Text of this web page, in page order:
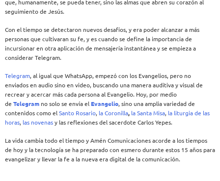
que, humanamente, se pueda tener, sino las almas que abren su corazón al
seguimiento de Jesús.
Con el tiempo se detectaron nuevos desafíos, y era poder alcanzar a más
personas que cultivaran su fe, y es cuando se define la importancia de
incursionar en otra aplicación de mensajería instantánea y se empieza a
considerar Telegram.
Telegram, al igual que WhatsApp, empezó con los Evangelios, pero no
enviados en audio sino en video, buscando una manera auditiva y visual de
recrear y acercar más cada persona al Evangelio. Hoy, por medio
de Telegram no solo se envía el Evangelio, sino una amplia variedad de
contenidos como elSanto Rosario, la Coronilla, la Santa Misa, la liturgia de las
horas, las novenasy las reflexiones del sacerdote Carlos Yepes.
La vida cambia todo el tiempo y Amén Comunicaciones acorde a los tiempos
de hoy y la tecnología se ha preparado con esmero durante estos 15 años para
evangelizar y llevar la fe a la nueva era digital de la comunicación.